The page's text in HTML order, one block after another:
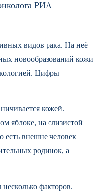
РИА
видов рака. На неё
новообразований кожи
Цифры
кожей.
яблоке, на слизистой
есть внешне человек
родинок, а
факторов.